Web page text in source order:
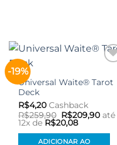
-19%
aos meus
desejos
Universal Waite® Tarot
Deck
R$4,20 Cashback
R$259,90 O
preço
original
era:
R$209,90Oaté
12x de R$20,08
ADICIONAR AO